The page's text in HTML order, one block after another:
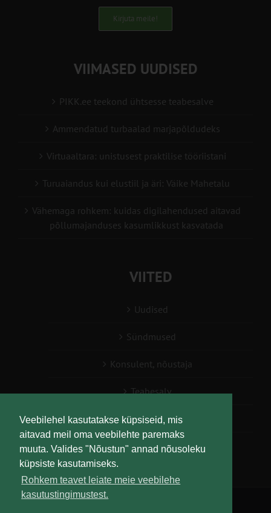
Veebilehel kasutatakse küpsiseid, mis
aitavad meil oma veebilehte paremaks
muuta. Valides "Nõustun" annad nõusoleku
küpsiste kasutamiseks.
Rohkem teavet leiate meie veebilehe
kasutustingimustest.
Kirjuta meile!
VIIMASED UUDISED
PIKK.ee teekond ühtsesse teabesalve
Ammendatud turbaalad marjapõldudeks
Virtuaaltara: unistusest praktilise tööriistani
Turuaiandus kui elustiil ja äri: Väike Mahetalu
Vähemaga rohkem: kuidas digilahendused aitavad
põllumajanduses kasumlikkust kasvatada
VIITED
Uudised
Sündmused
Konsulent, nõustaja
Teabesalv
Liitu uudiskirjaga